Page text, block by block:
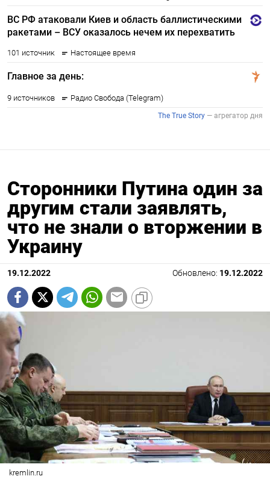
Сторонники Путина один за
другим стали заявлять,
что не знали о вторжении в
Украину
19.12.2022 Обновлено: 19.12.2022
kremlin.ru